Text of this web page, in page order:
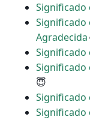
Significado
Significado
Agradecida
Significado
Significado
😇
Significado
Significado